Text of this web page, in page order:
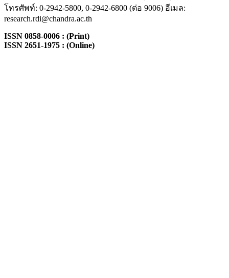
โทรศัพท์: 0-2942-5800, 0-2942-6800 (ต่อ 9006) อีเมล:
research.rdi@chandra.ac.th
ISSN 0858-0006 : (Print)
ISSN 2651-1975 : (Online)